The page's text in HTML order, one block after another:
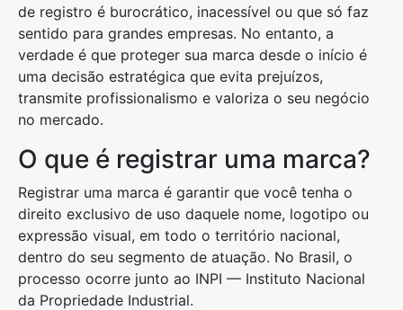
de registro é burocrático, inacessível ou que só faz
sentido para grandes empresas. No entanto, a
verdade é que proteger sua marca desde o início é
uma decisão estratégica que evita prejuízos,
transmite profissionalismo e valoriza o seu negócio
no mercado.
O que é registrar uma marca?
Registrar uma marca é garantir que você tenha o
direito exclusivo de uso daquele nome, logotipo ou
expressão visual, em todo o território nacional,
dentro do seu segmento de atuação. No Brasil, o
processo ocorre junto ao INPI — Instituto Nacional
da Propriedade Industrial.